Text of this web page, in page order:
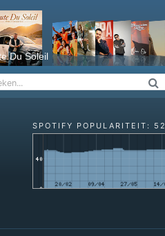
Du Soleil
SPOTIFY POPULARITEIT: 52